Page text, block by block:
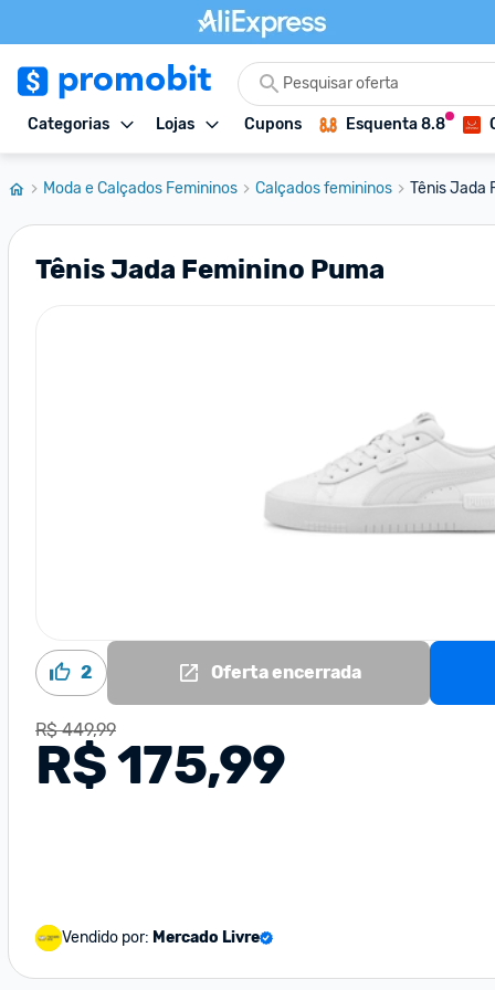
Categorias Lojas Cupons Esquenta 8.8
Moda e Calçados Femininos Calçados femininos Tênis Jada
Tênis Jada Feminino Puma
2 Oferta encerrada
R$ 449,99
R$ 175,99
Vendido por: Mercado Livre